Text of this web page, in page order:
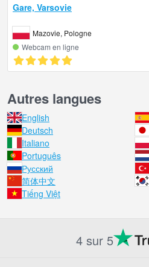
Gare, Varsovie
Mazovie, Pologne
Webcam en ligne
Autres langues
English
Deutsch
Italiano
Português
Русский
简体中文
Tiếng Việt
4 sur 5